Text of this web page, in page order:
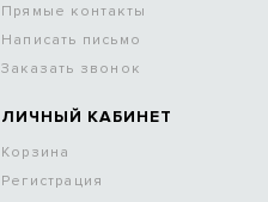
Прямые контакты
Написать письмо
Заказать звонок
ЛИЧНЫЙ КАБИНЕТ
Корзина
Регистрация